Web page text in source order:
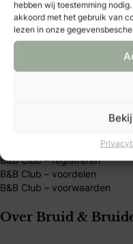
hebben wij toestemming
akkoord met het gebruik van
lezen in onze
Welke soorten trouwjurken
Wat doet een
Wanneer een trouwkaart
Wat kost een gemiddelde
Moet ik de vader om de
Hoeveel geld moet je geven
B&B Club – registreren
B&B Club – voordelen
B&B Club – voorwaarden
Over Bruid &